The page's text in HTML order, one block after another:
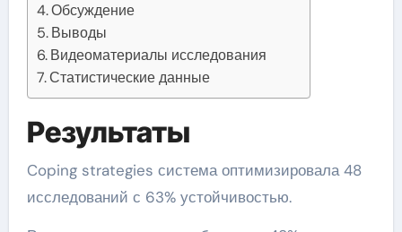
Обсуждение
Выводы
Видеоматериалы исследования
Статистические данные
Результаты
Coping strategies система оптимизировала 48
исследований с 63% устойчивостью.